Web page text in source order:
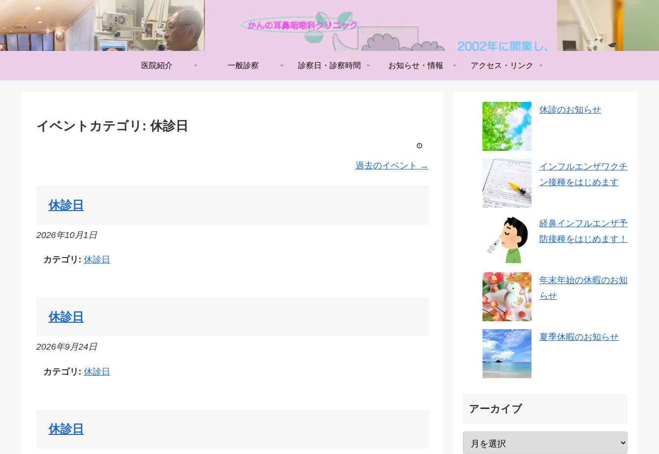
医院紹介 一般診察 診察日・診察時間 お知らせ・情報 アクセス・リンク
イベントカテゴリ:休診日
過去のイベント →
休診日
2026年10月1日
カテゴリ: 休診日
休診日
2026年9月24日
カテゴリ: 休診日
休診日
休診のお知らせ
インフルエンザワクチ
ン接種をはじめます
経鼻インフルエンザ予
防接種をはじめます！
年末年始の休暇のお知
らせ
夏季休暇のお知らせ
アーカイブ